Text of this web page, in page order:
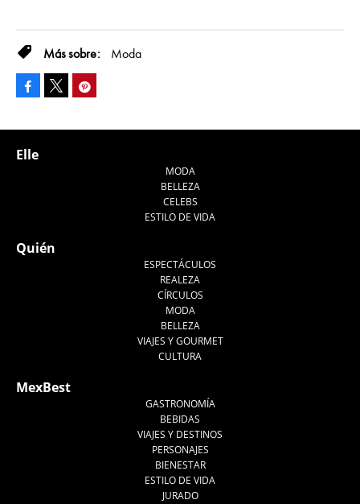
Moda
Facebook
Elle
MODA
BELLEZA
CELEBS
ESTILO DE VIDA
Quién
ESPECTÁCULOS
REALEZA
CÍRCULOS
MODA
BELLEZA
VIAJES Y GOURMET
CULTURA
MexBest
GASTRONOMÍA
BEBIDAS
VIAJES Y DESTINOS
PERSONAJES
BIENESTAR
ESTILO DE VIDA
JURADO